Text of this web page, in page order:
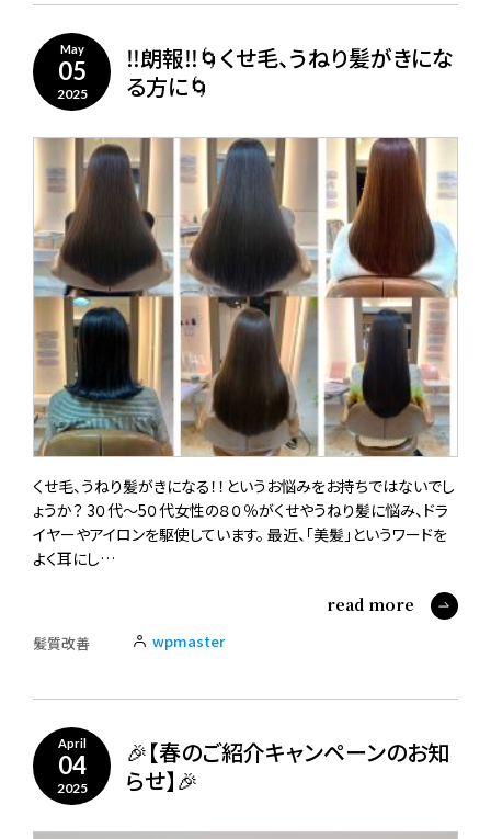
May
05
2025
‼️朗報‼️🌀くせ毛、うねり髪がきにな
る方に🌀
くせ毛、うねり髪がきになる！！というお悩みをお持ちではないでし
ょうか？ 3０代〜5０代女性の８０％がくせやうねり髪に悩み、ドラ
イヤーやアイロンを駆使しています。 最近、「美髪」というワードを
よく耳にし…
read more
髪質改善 wpmaster
April
04
2025
🎉【春のご紹介キャンペーンのお知
らせ】🎉